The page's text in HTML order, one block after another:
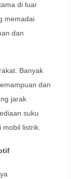
di luar
memadai
dan
Banyak
dan
jarak
suku
mobil listrik.